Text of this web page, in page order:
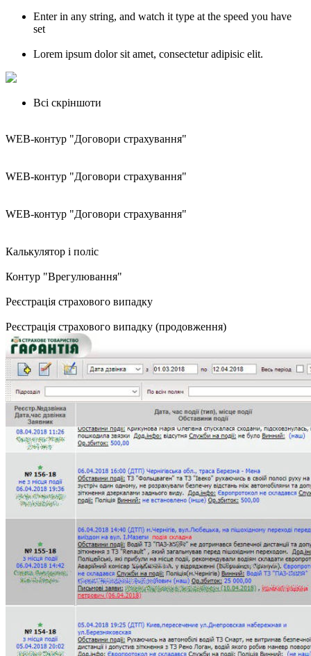
Enter in any string, and watch it type at the speed you have
set
Lorem ipsum dolor sit amet, consectetur adipisic elit.
Всі скріншоти
WEB-контур "Договори страхування"
WEB-контур "Договори страхування"
WEB-контур "Договори страхування"
Калькулятор і поліс
Контур "Врегулювання"
Реєстрація страхового випадку
Реєстрація страхового випадку (продовження)